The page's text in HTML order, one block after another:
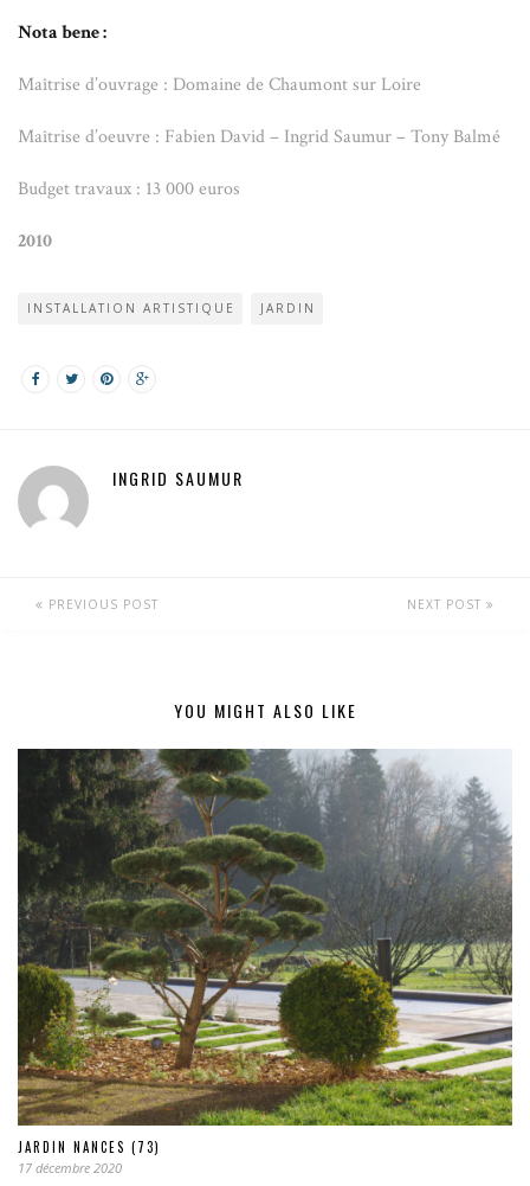
Nota bene :
Maîtrise d’ouvrage : Domaine de Chaumont sur Loire
Maîtrise d’oeuvre : Fabien David – Ingrid Saumur – Tony Balmé
Budget travaux : 13 000 euros
2010
INSTALLATION ARTISTIQUE JARDIN
INGRID SAUMUR
PREVIOUS POST NEXT POST
YOU MIGHT ALSO LIKE
JARDIN NANCES (73)
17 décembre 2020